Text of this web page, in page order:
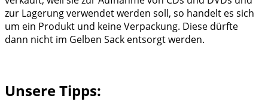
zur Lagerung verwendet werden soll, so handelt es sich
um ein Produkt und keine Verpackung. Diese dürfte
dann nicht im Gelben Sack entsorgt werden.
Unsere Tipps: